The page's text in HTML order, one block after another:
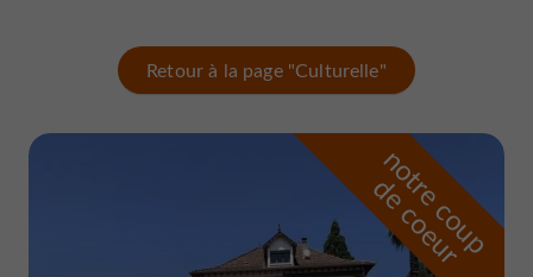
Retour à la page "Culturelle"
n
o
t
r
e
c
o
u
p
d
e
c
o
e
u
r